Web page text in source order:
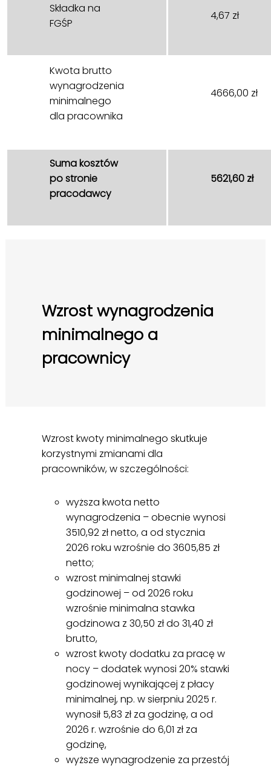
Składka na
FGŚP
4,67 zł
Kwota brutto
wynagrodzenia
minimalnego
dla pracownika
4666,00 zł
Suma kosztów
po stronie
pracodawcy
5621,60 zł
Wzrost wynagrodzenia
minimalnego a
pracownicy
Wzrost kwoty minimalnego skutkuje
korzystnymi zmianami dla
pracowników, w szczególności:
wyższa kwota netto
wynagrodzenia – obecnie wynosi
3510,92 zł netto, a od stycznia
2026 roku wzrośnie do 3605,85 zł
netto;
wzrost minimalnej stawki
godzinowej – od 2026 roku
wzrośnie minimalna stawka
godzinowa z 30,50 zł do 31,40 zł
brutto,
wzrost kwoty dodatku za pracę w
nocy – dodatek wynosi 20% stawki
godzinowej wynikającej z płacy
minimalnej, np. w sierpniu 2025 r.
wynosił 5,83 zł za godzinę, a od
2026 r. wzrośnie do 6,01 zł za
godzinę,
wyższe wynagrodzenie za przestój